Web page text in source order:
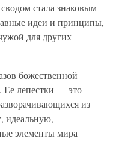
стала знаковым
идеи и принципы,
для других
божественной
Ее лепестки — это
из
идеальную,
элементы мира